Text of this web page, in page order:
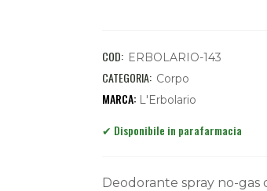
COD: ERBOLARIO-143
CATEGORIA: Corpo
L'Erbolario
Deodorante spray no-gas